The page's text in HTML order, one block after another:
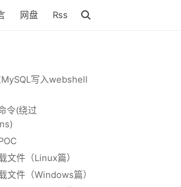
网盘 Rss
写入webshell
令(绕过
文件（Linux篇）
文件（Windows篇）